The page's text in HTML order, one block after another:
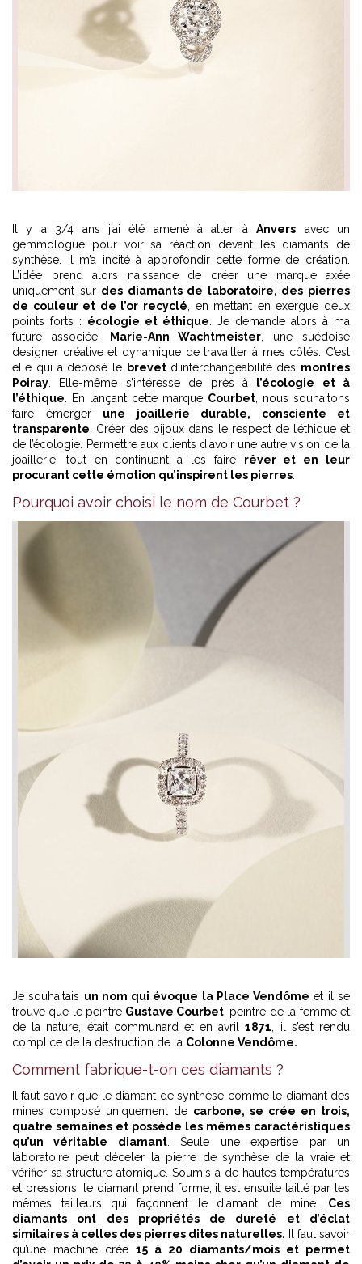
Il y a 3/4 ans j’ai été amené à aller àAnvers avec un
gemmologue pour voir sa réaction devant les diamants de
synthèse. Il m’a incité à approfondir cette forme de création.
L’idée prend alors naissance de créer une marque axée
uniquement sur des diamants de laboratoire, des pierres
de couleur et de l’or recyclé , en mettant en exergue deux
points forts : écologie et éthique . Je demande alors à ma
future associée,
Marie-Ann Wachtmeister , une suédoise
designer créative et dynamique de travailler à mes côtés. C’est
elle qui a déposé le brevet d’interchangeabilité des montres
Poiray . Elle-même s’intéresse de près à
l’écologie et à
l’éthique . En lançant cette marque Courbet , nous souhaitons
faire émerger une joaillerie durable, consciente et
transparente . Créer des bijoux dans le respect de l’éthique et
de l’écologie. Permettre aux clients d'avoir une autre vision de la
joaillerie, tout en continuant à les faire rêver et en leur
procurant cette émotion qu’inspirent les pierres
Pourquoi avoir choisi le nom de Courbet ?
Je souhaitais un nom qui évoque la Place Vendôme et il se
trouve que le peintre Gustave Courbet , peintre de la femme et
de la nature, était communard et en avril1871 , il s’est rendu
complice de la destruction de la Colonne Vendôme.
Comment fabrique-t-on ces diamants ?
Il faut savoir que le diamant de synthèse comme le diamant des
mines composé uniquement de carbone, se crée en trois,
quatre semaines et possède les mêmes caractéristiques
qu’un véritable diamant. Seule une expertise par un
laboratoire peut déceler la pierre de synthèse de la vraie et
vérifier sa structure atomique. Soumis à de hautes températures
et pressions, le diamant prend forme, il est ensuite taillé par les
mêmes tailleurs qui façonnent le diamant de mine. Ces
diamants ont des propriétés de dureté et d’éclat
similaires à celles des pierres dites naturelles. Il faut savoir
qu’une machine crée 15 à 20 diamants/mois et permet